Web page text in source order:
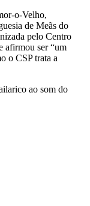
o-Velho,
de Meãs do
pelo Centro
afirmou ser “um
o CSP trata a
ao som do